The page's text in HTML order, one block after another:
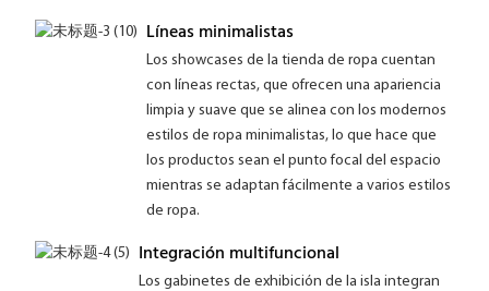
Líneas minimalistas
Los showcases de la tienda de ropa cuentan
con líneas rectas, que ofrecen una apariencia
limpia y suave que se alinea con los modernos
estilos de ropa minimalistas, lo que hace que
los productos sean el punto focal del espacio
mientras se adaptan fácilmente a varios estilos
de ropa.
Integración multifuncional
Los gabinetes de exhibición de la isla integran